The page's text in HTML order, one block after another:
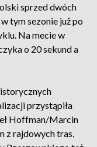
sprzed dwóch
tym sezonie już po
Na mecie w
o 20 sekund a
przystąpiła
Hoffman/Marcin
z rajdowych tras,